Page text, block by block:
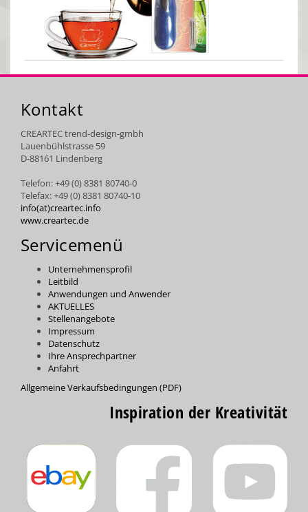
Kontakt
CREARTEC trend-design-gmbh
Lauenbühlstrasse 59
D-88161 Lindenberg
Telefon: +49 (0) 8381 80740-0
Telefax: +49 (0) 8381 80740-10
info(at)creartec.info
www.creartec.de
Servicemenü
Unternehmensprofil
Leitbild
Anwendungen und Anwender
AKTUELLES
Stellenangebote
Impressum
Datenschutz
Ihre Ansprechpartner
Anfahrt
Allgemeine Verkaufsbedingungen (PDF)
Inspiration der Kreativität